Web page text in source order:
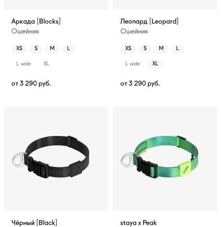
Аркада [Blocks]
Ошейник
XS S M L
L wide XL
от 3 290 руб.
Леопард [Leopard]
Ошейник
XS S M L
L wide XL
от 3 290 руб.
Чёрный [Black]
staya x Peak